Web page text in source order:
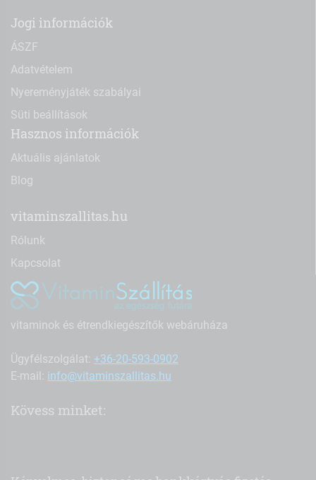
Jogi információk
ÁSZF
Adatvételem
Nyereményjáték szabályai
Süti beállítások
Hasznos információk
Aktuális ajánlatok
Blog
vitaminszallitas.hu
Rólunk
Kapcsolat
vitaminok és étrendkiegészítők webáruháza
Ügyfélszolgálat: +36-20-593-0902
E-mail: info@vitaminszallitas.hu
Kövess minket: